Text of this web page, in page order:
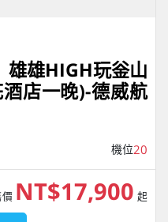
雄雄HIGH玩釡山
店一晚)-德威航
機位20
價 NT$17,900 起